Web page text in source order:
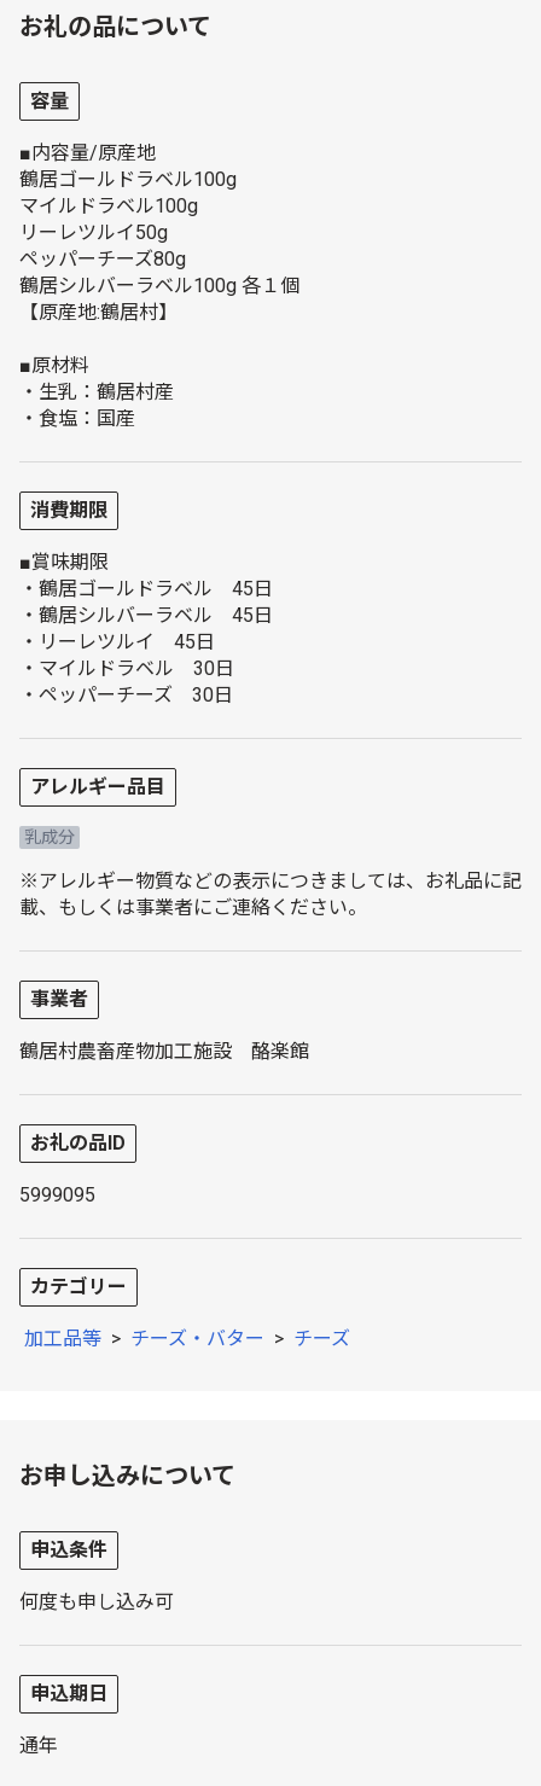
お礼の品について
容量
■内容量/原産地
鶴居ゴールドラベル100g
マイルドラベル100g
リーレツルイ50g
ペッパーチーズ80g
鶴居シルバーラベル100g 各１個
【原産地:鶴居村】
■原材料
・生乳：鶴居村産
・食塩：国産
消費期限
■賞味期限
・鶴居ゴールドラベル 45日
・鶴居シルバーラベル 45日
・リーレツルイ 45日
・マイルドラベル 30日
・ペッパーチーズ 30日
アレルギー品目
乳成分
※アレルギー物質などの表示につきましては、お礼品に記
載、もしくは事業者にご連絡ください。
事業者
鶴居村農畜産物加工施設 酪楽館
お礼の品ID
5999095
カテゴリー
加工品等 > チーズ・バター > チーズ
お申し込みについて
申込条件
何度も申し込み可
申込期日
通年